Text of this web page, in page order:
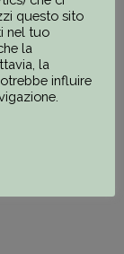
L2
questo sito
nel tuo
la
la
influire